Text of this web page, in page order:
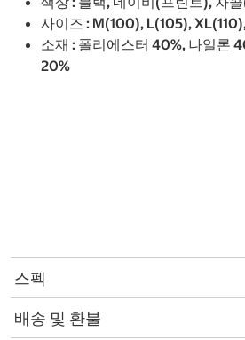
사이즈 : M(100), L(105),
소재 : 폴리에스터 40%, 나일론
20%
스펙
배송 및 환불